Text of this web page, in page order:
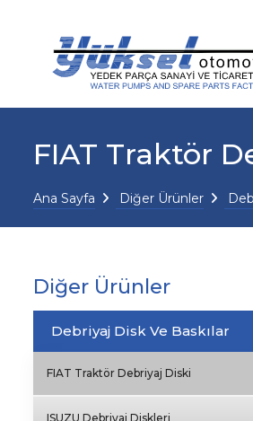
FIAT Traktör
Ana Sayfa Diğer Ürünler
Diğer Ürünler
Debriyaj Disk Ve Baskılar
FIAT Traktör Debriyaj Diski
ISUZU Debriyaj Diskleri